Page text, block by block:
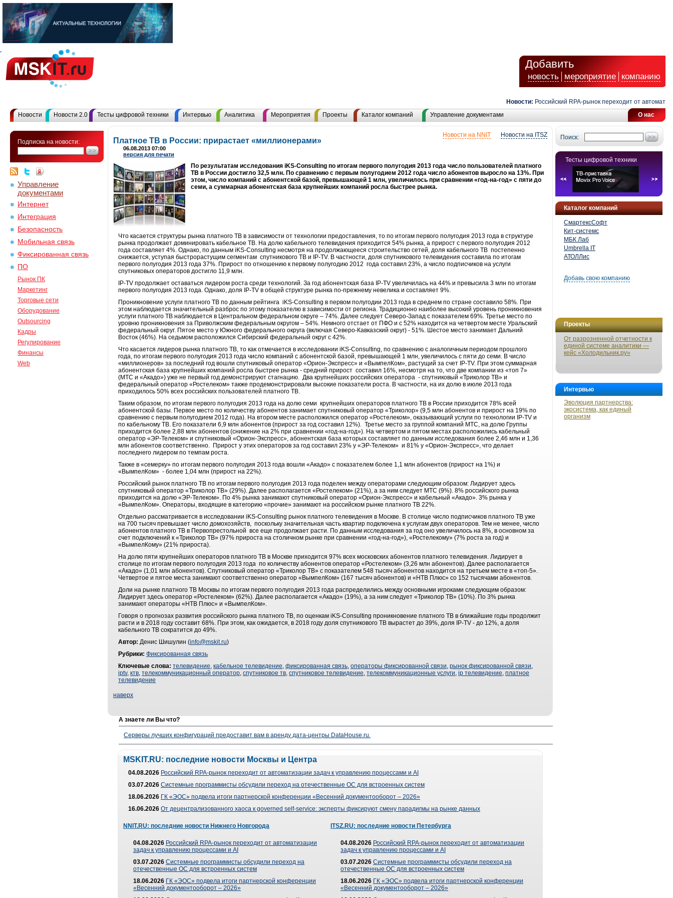
Добавить
новость мероприятие компанию
Новости: Российский RPA-рынок переходит от
О нас
Новости Новости 2.0 Тесты цифровой техники Интервью Аналитика Мероприятия Проекты Каталог компаний Управление документами
Подписка на новости:
Управление
документами
Интернет
Интеграция
Безопасность
Мобильная связь
Фиксированная связь
ПО
Рынок ПК
Маркетинг
Торговые сети
Оборудование
Outsourcing
Кадры
Регулирование
Финансы
Web
Поиск:
Тесты цифровой техники
Каталог компаний
СмартексСофт
Кит-системс
МБК Лаб
Umbrella IT
АТОЛЛис
Добавь свою компанию
Проекты
От разрозненной отчетности к
единой системе аналитики —
кейс «Холодильник.ру»
Интервью
Эволюция партнерства:
экосистема, как единый
организм
Новости на ITSZ
Новости на NNIT
Платное ТВ в России: прирастает «миллионерами»
06.08.2013 07:00
версия для печати
По результатам исследования iKS-Consulting по итогам первого полугодия 2013 года число пользователей платного
ТВ в России достигло 32,5 млн. По сравнению с первым полугодием 2012 года число абонентов выросло на 13%. При
этом, число компаний с абонентской базой, превышающей 1 млн, увеличилось при сравнении «год-на-год» с пяти до
семи, а суммарная абонентская база крупнейших компаний росла быстрее рынка.
Что касается структуры рынка платного ТВ в зависимости от технологии предоставления, то по итогам первого полугодия 2013 года в структуре
рынка продолжает доминировать кабельное ТВ. На долю кабельного телевидения приходится 54% рынка, а прирост с первого полугодия 2012
года составляет 4%. Однако, по данным iKS-Consulting несмотря на продолжающееся строительство сетей, доля кабельного ТВ постепенно
снижается, уступая быстрорастущим сегментам спутникового ТВ и IP-TV. В частности, доля спутникового телевидения составила по итогам
первого полугодия 2013 года 37%. Прирост по отношению к первому полугодию 2012 года составил 23%, а число подписчиков на услуги
спутниковых операторов достигло 11,9 млн.
IP-TV продолжает оставаться лидером роста среди технологий. За год абонентская база IP-TV увеличилась на 44% и превысила 3 млн по итогам
первого полугодия 2013 года. Однако, доля IP-TV в общей структуре рынка по-прежнему невелика и составляет 9%.
Проникновение услуги платного ТВ по данным рейтинга iKS-Consulting в первом полугодии 2013 года в среднем по стране составило 58%. При
этом наблюдается значительный разброс по этому показателю в зависимости от региона. Традиционно наиболее высокий уровень проникновения
услуги платного ТВ наблюдается в Центральном федеральном округе – 74%. Далее следует Северо-Запад с показателем 69%. Третье место по
уровню проникновения за Приволжским федеральным округом – 54%. Немного отстает от ПФО и с 52% находится на четвертом месте Уральский
федеральный округ. Пятое место у Южного федерального округа (включая Северо-Кавказский округ) - 51%. Шестое место занимает Дальний
Восток (46%). На седьмом расположился Сибирский федеральный округ с 42%.
Что касается лидеров рынка платного ТВ, то как отмечается в исследовании iKS-Consulting, по сравнению с аналогичным периодом прошлого
года, по итогам первого полугодия 2013 года число компаний с абонентской базой, превышающей 1 млн, увеличилось с пяти до семи. В число
«миллионеров» за последний год вошли спутниковый оператор «Орион-Экспресс» и «ВымпелКом», растущий за счет IP-TV. При этом суммарная
абонентская база крупнейших компаний росла быстрее рынка - средний прирост составил 16%, несмотря на то, что две компании из «топ 7»
(МТС и «Акадо») уже не первый год демонстрируют стагнацию. Два крупнейших российских оператора - спутниковый «Триколор ТВ» и
федеральный оператор «Ростелеком» также продемонстрировали высокие показатели роста. В частности, на их долю в июле 2013 года
приходилось 50% всех российских пользователей платного ТВ.
Таким образом, по итогам первого полугодия 2013 года на долю семи крупнейших операторов платного ТВ в России приходится 78% всей
абонентской базы. Первое место по количеству абонентов занимает спутниковый оператор «Триколор» (9,5 млн абонентов и прирост на 19% по
сравнению с первым полугодием 2012 года). На втором месте расположился оператор «Ростелеком», оказывающий услуги по технологии IP-TV и
по кабельному ТВ. Его показатели 6,9 млн абонентов (прирост за год составил 12%). Третье место за группой компаний МТС, на долю Группы
приходится более 2,88 млн абонентов (снижение на 2% при сравнении «год-на-год»). На четвертом и пятом местах расположились кабельный
оператор «ЭР-Телеком» и спутниковый «Орион-Экспресс», абонентская база которых составляет по данным исследования более 2,46 млн и 1,36
млн абонентов соответственно. Прирост у этих операторов за год составил 23% у «ЭР-Телеком» и 81% у «Орион-Экспресс», что делает
последнего лидером по темпам роста.
Также в «семерку» по итогам первого полугодия 2013 года вошли «Акадо» с показателем более 1,1 млн абонентов (прирост на 1%) и
«ВымпелКом» - более 1,04 млн (прирост на 22%).
Российский рынок платного ТВ по итогам первого полугодия 2013 года поделен между операторами следующим образом: Лидирует здесь
спутниковый оператор «Триколор ТВ» (29%). Далее располагается «Ростелеком» (21%), а за ним следует МТС (9%). 8% российского рынка
приходится на долю «ЭР-Телеком». По 4% рынка занимают спутниковый оператор «Орион-Экспресс» и кабельный «Акадо». 3% рынка у
«ВымпелКом». Операторы, входящие в категорию «прочие» занимают на российском рынке платного ТВ 22%.
Отдельно рассматривается в исследовании iKS-Consulting рынок платного телевидения в Москве. В столице число подписчиков платного ТВ уже
на 700 тысяч превышает число домохозяйств, поскольку значительная часть квартир подключена к услугам двух операторов. Тем не менее, число
абонентов платного ТВ в Первопрестольной все еще продолжает расти. По данным исследования за год оно увеличилось на 8%, в основном за
счет подключений к «Триколор ТВ» (97% прироста на столичном рынке при сравнении «год-на-год»), «Ростелекому» (7% роста за год) и
«ВымпелКому» (21% прироста).
На долю пяти крупнейших операторов платного ТВ в Москве приходится 97% всех московских абонентов платного телевидения. Лидирует в
столице по итогам первого полугодия 2013 года по количеству абонентов оператор «Ростелеком» (3,26 млн абонентов). Далее располагается
«Акадо» (1,01 млн абонентов). Спутниковый оператор «Триколор ТВ» с показателем 548 тысяч абонентов находится на третьем месте в «топ-5».
Четвертое и пятое места занимают соответственно оператор «ВымпелКом» (167 тысяч абонентов) и «НТВ Плюс» со 152 тысячами абонентов.
Доли на рынке платного ТВ Москвы по итогам первого полугодия 2013 года распределились между основными игроками следующим образом:
Лидирует здесь оператор «Ростелеком» (62%). Далее располагается «Акадо» (19%), а за ним следует «Триколор ТВ» (10%). По 3% рынка
занимают операторы «НТВ Плюс» и «ВымпелКом».
Говоря о прогнозах развития российского рынка платного ТВ, по оценкам iKS-Consulting проникновение платного ТВ в ближайшие годы продолжит
расти и в 2018 году составит 68%. При этом, как ожидается, в 2018 году доля спутникового ТВ вырастет до 39%, доля IP-TV - до 12%, а доля
кабельного ТВ сократится до 49%.
Автор: Денис Шишулин (info@mskit.ru)
Рубрики: Фиксированная связь
Ключевые слова: телевидение, кабельное телевидение, фиксированная связь, операторы фиксированной связи, рынок фиксированной связи,
iptv, ктв, телекоммуникационный оператор, спутниковое тв, спутниковое телевидение, телекоммуникационные услуги, ip телевидение, платное
телевидение
наверх
А знаете ли Вы что?
Серверы лучших конфигураций предоставит вам в аренду дата-центры DataHouse.ru.
MSKIT.RU: последние новости Москвы и Центра
04.08.2026 Российский RPA-рынок переходит от автоматизации задач к управлению процессами и AI
03.07.2026 Системные программисты обсудили переход на отечественные ОС для встроенных систем
18.06.2026 ГК «ЭОС» подвела итоги партнерской конференции «Весенний документооборот – 2026»
16.06.2026 От децентрализованного хаоса к governed self-service: эксперты фиксируют смену парадигмы на рынке данных
NNIT.RU: последние новости Нижнего Новгорода
04.08.2026 Российский RPA-рынок переходит от автоматизации
задач к управлению процессами и AI
03.07.2026 Системные программисты обсудили переход на
отечественные ОС для встроенных систем
18.06.2026 ГК «ЭОС» подвела итоги партнерской конференции
«Весенний документооборот – 2026»
ITSZ.RU: последние новости Петербурга
04.08.2026 Российский RPA-рынок переходит от автоматизации
задач к управлению процессами и AI
03.07.2026 Системные программисты обсудили переход на
отечественные ОС для встроенных систем
18.06.2026 ГК «ЭОС» подвела итоги партнерской конференции
«Весенний документооборот – 2026»